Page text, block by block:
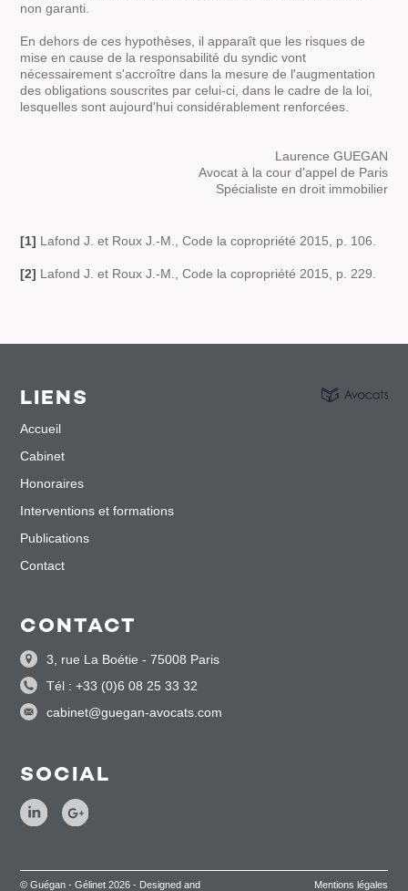
non garanti.
En dehors de ces hypothèses, il apparaît que les risques de
mise en cause de la responsabilité du syndic vont
nécessairement s'accroître dans la mesure de l'augmentation
des obligations souscrites par celui-ci, dans le cadre de la loi,
lesquelles sont aujourd'hui considérablement renforcées.
Laurence GUEGAN
Avocat à la cour d'appel de Paris
Spécialiste en droit immobilier
[1] Lafond J. et Roux J.-M., Code la copropriété 2015, p. 106.
[2] Lafond J. et Roux J.-M., Code la copropriété 2015, p. 229.
LIENS
Accueil
Cabinet
Honoraires
Interventions et formations
Publications
Contact
CONTACT
3, rue La Boétie - 75008 Paris
Tél : +33 (0)6 08 25 33 32
cabinet@guegan-avocats.com
SOCIAL
© Guégan - Gélinet 2026 - Designed and Mentions légales